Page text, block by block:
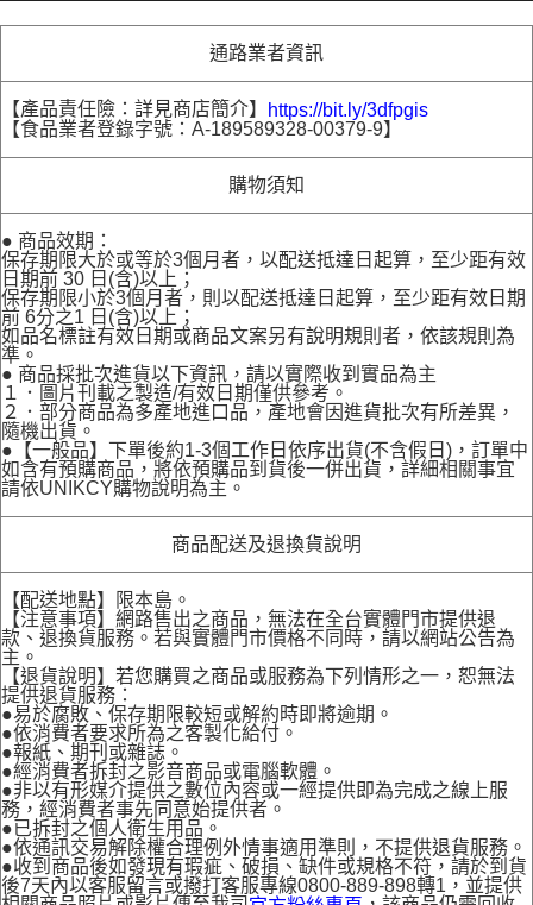
通路業者資訊
【產品責任險：詳見商店簡介】
https://bit.ly/3dfpgis
【食品業者登錄字號：A-189589328-00379-9】
購物須知
● 商品效期：
保存期限大於或等於3個月者，以配送抵達日起算，至少距有效
日期前 30 日(含)以上；
保存期限小於3個月者，則以配送抵達日起算，至少距有效日期
前 6分之1 日(含)以上；
如品名標註有效日期或商品文案另有說明規則者，依該規則為
準。
● 商品採批次進貨以下資訊，請以實際收到實品為主
１．圖片刊載之製造/有效日期僅供參考。
２．部分商品為多產地進口品，產地會因進貨批次有所差異，
隨機出貨。
●【一般品】下單後約1-3個工作日依序出貨(不含假日)，訂單中
如含有預購商品，將依預購品到貨後一併出貨，詳細相關事宜
請依UNIKCY購物說明為主。
商品配送及退換貨說明
【配送地點】限本島。
【注意事項】網路售出之商品，無法在全台實體門市提供退
款、退換貨服務。若與實體門市價格不同時，請以網站公告為
主。
【退貨說明】若您購買之商品或服務為下列情形之一，恕無法
提供退貨服務：
●易於腐敗、保存期限較短或解約時即將逾期。
●依消費者要求所為之客製化給付。
●報紙、期刊或雜誌。
●經消費者拆封之影音商品或電腦軟體。
●非以有形媒介提供之數位內容或一經提供即為完成之線上服
務，經消費者事先同意始提供者。
●已拆封之個人衛生用品。
●依通訊交易解除權合理例外情事適用準則，不提供退貨服務。
●收到商品後如發現有瑕疵、破損、缺件或規格不符，請於到貨
後7天內以客服留言或撥打客服專線0800-889-898轉1，並提供